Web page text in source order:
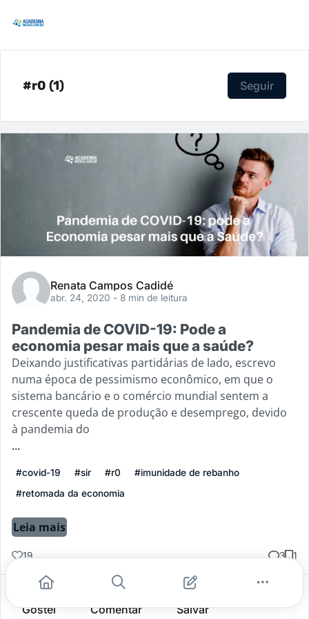
#r0 (1) Seguir
Renata Campos Cadidé
abr. 24, 2020 - 8 min de leitura
Pandemia de COVID-19: Pode a
economia pesar mais que a saúde?
Deixando justificativas partidárias de lado, escrevo
numa época de pessimismo econômico, em que o
sistema bancário e o comércio mundial sentem a
crescente queda de produção e desemprego, devido
à pandemia do
...
#covid-19 #sir #r0
#imunidade de rebanho
#retomada da economia
Leia mais
19 3 1
Gostei Comentar Salvar